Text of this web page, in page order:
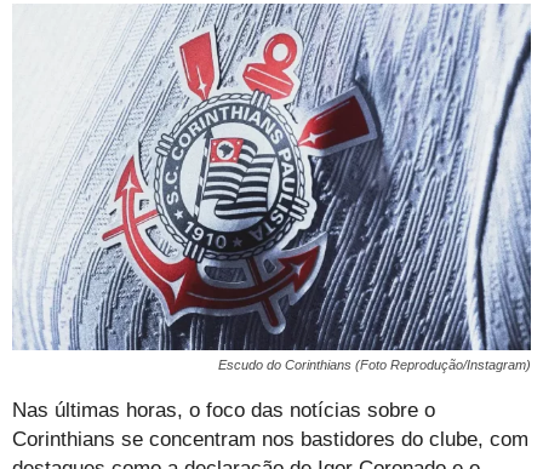
Escudo do Corinthians (Foto Reprodução/Instagram)
Nas últimas horas, o foco das notícias sobre o
Corinthians se concentram nos bastidores do clube, com